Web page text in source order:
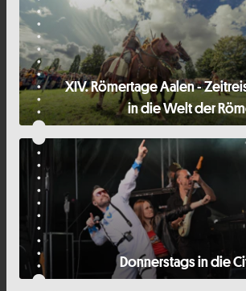
XIV. Römertage Aalen -
in die Welt der
Donnerstags in die